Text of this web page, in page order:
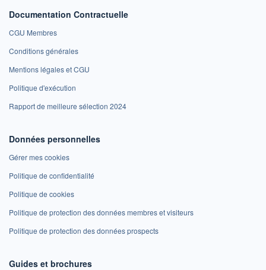
Documentation Contractuelle
CGU Membres
Conditions générales
Mentions légales et CGU
Politique d'exécution
Rapport de meilleure sélection 2024
Données personnelles
Gérer mes cookies
Politique de confidentialité
Politique de cookies
Politique de protection des données membres et visiteurs
Politique de protection des données prospects
Guides et brochures